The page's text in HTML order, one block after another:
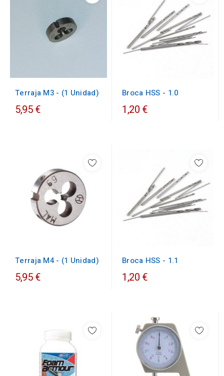
Terraja M3 - (1 Unidad)
5,95 €
Broca HSS - 1.0
1,20 €
Terraja M4 - (1 Unidad)
5,95 €
Broca HSS - 1.1
1,20 €